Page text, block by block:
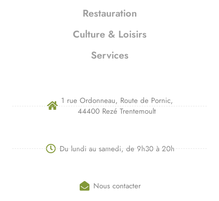
Restauration
Culture & Loisirs
Services
1 rue Ordonneau, Route de Pornic,
44400 Rezé Trentemoult
Du lundi au samedi, de 9h30 à 20h
Nous contacter